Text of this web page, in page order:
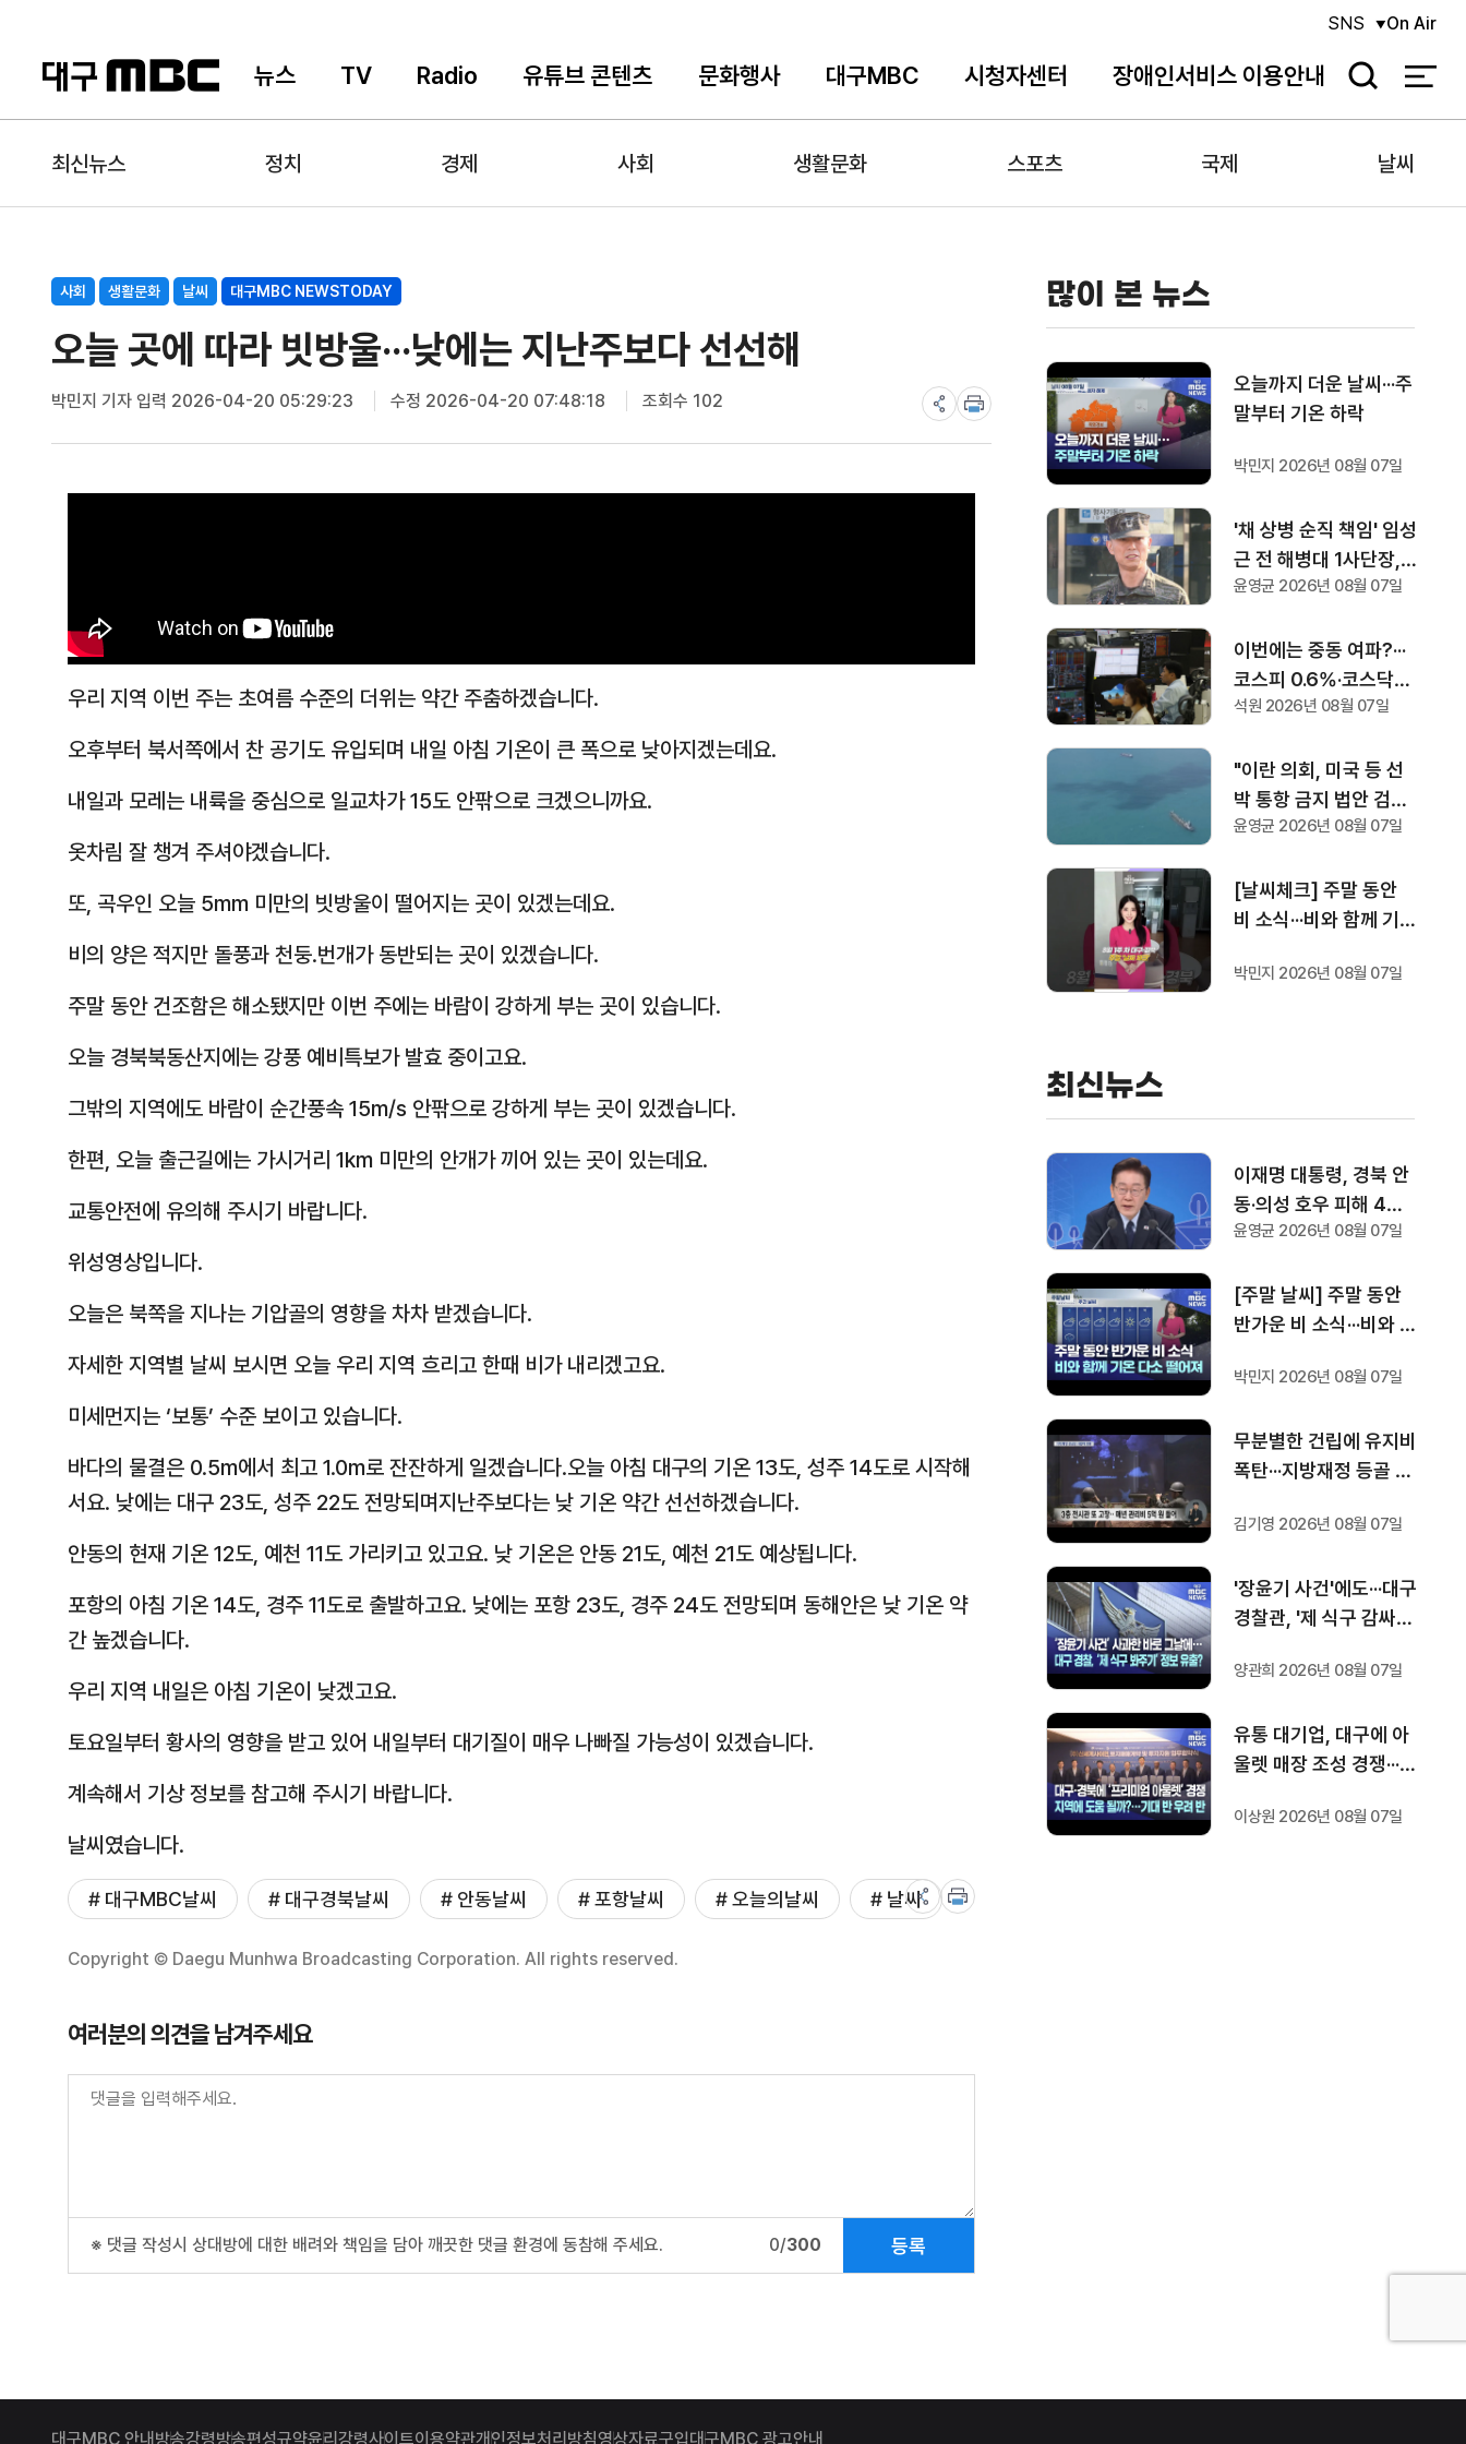
뉴스 TV Radio 유튜브 콘텐츠 문화행사 대구MBC 시청자센터 장애인서비스 이용안내
SNS On Air
검
최신뉴스 정치 경제 사회 생활문화 스포츠 국제 날씨
사회 생활문화 날씨 대구MBC NEWSTODAY
오늘 곳에 따라 빗방울···낮에는 지난주보다 선선해
박민지 기자입력 2026-04-20 05:29:23 수정 2026-04-20 07:48:18 조회수 102
우리 지역 이번 주는 초여름 수준의 더위는 약간 주춤하겠습니다.
오후부터 북서쪽에서 찬 공기도 유입되며 내일 아침 기온이 큰 폭으로 낮아지겠는데요.
내일과 모레는 내륙을 중심으로 일교차가 15도 안팎으로 크겠으니까요.
옷차림 잘 챙겨 주셔야겠습니다.
또, 곡우인 오늘 5mm 미만의 빗방울이 떨어지는 곳이 있겠는데요.
비의 양은 적지만 돌풍과 천둥.번개가 동반되는 곳이 있겠습니다.
주말 동안 건조함은 해소됐지만 이번 주에는 바람이 강하게 부는 곳이 있습니다.
오늘 경북북동산지에는 강풍 예비특보가 발효 중이고요.
그밖의 지역에도 바람이 순간풍속 15m/s 안팎으로 강하게 부는 곳이 있겠습니다.
한편, 오늘 출근길에는 가시거리 1km 미만의 안개가 끼어 있는 곳이 있는데요.
교통안전에 유의해 주시기 바랍니다.
위성영상입니다.
오늘은 북쪽을 지나는 기압골의 영향을 차차 받겠습니다.
자세한 지역별 날씨 보시면 오늘 우리 지역 흐리고 한때 비가 내리겠고요.
미세먼지는 ‘보통’ 수준 보이고 있습니다.
바다의 물결은 0.5m에서 최고 1.0m로 잔잔하게 일겠습니다.오늘 아침 대구의 기온 13도, 성주 14도로 시작해
서요. 낮에는 대구 23도, 성주 22도 전망되며지난주보다는 낮 기온 약간 선선하겠습니다.
안동의 현재 기온 12도, 예천 11도 가리키고 있고요. 낮 기온은 안동 21도, 예천 21도 예상됩니다.
포항의 아침 기온 14도, 경주 11도로 출발하고요. 낮에는 포항 23도, 경주 24도 전망되며 동해안은 낮 기온 약
간 높겠습니다.
우리 지역 내일은 아침 기온이 낮겠고요.
토요일부터 황사의 영향을 받고 있어 내일부터 대기질이 매우 나빠질 가능성이 있겠습니다.
계속해서 기상 정보를 참고해 주시기 바랍니다.
날씨였습니다.
# 대구MBC날씨 # 대구경북날씨 # 안동날씨 # 포항날씨 # 오늘의날씨 # 날씨
Copyright © Daegu Munhwa Broadcasting Corporation. All rights reserved.
여러분의 의견을 남겨주세요
※ 댓글 작성시 상대방에 대한 배려와 책임을 담아 깨끗한 댓글 환경에 동참해 주세요. 0/300 등록
많이 본 뉴스
오늘까지 더운 날씨···주
말부터 기온 하락
박민지 2026년 08월 07일
'채 상병 순직 책임' 임성
근 전 해병대 1사단장, 2
심에서도 '징역 3년' 선
윤영균 2026년 08월 07일
이번에는 중동 여파?···
코스피 0.6%·코스닥
0.36% 하락으로 장 마
석원 2026년 08월 07일
"이란 의회, 미국 등 선
박 통항 금지 법안 검
토"···트럼프 "이란과의
윤영균 2026년 08월 07일
[날씨체크] 주말 동안
비 소식···비와 함께 기
져
박민지 2026년 08월 07일
최신뉴스
이재명 대통령, 경북 안
동·의성 호우 피해 4개
면 특별재난지역 선포···
윤영균 2026년 08월 07일
[주말 날씨] 주말 동안
반가운 비 소식···비와 함
박민지 2026년 08월 07일
무분별한 건립에 유지비
폭탄···지방재정 등골 휜
김기영 2026년 08월 07일
'장윤기 사건'에도···대구
경찰관, '제 식구 감싸
양관희 2026년 08월 07일
유통 대기업, 대구에 아
울렛 매장 조성 경쟁···기
이상원 2026년 08월 07일
대구MBC 안내 방송강령방송편성규약윤리강령사이트이용약관개인정보처리방침영상자료구입대구MBC 광고안내